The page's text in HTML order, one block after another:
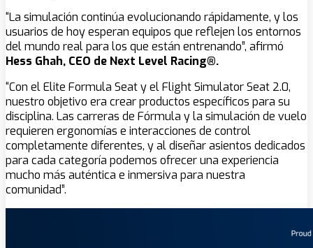
“La simulación continúa evolucionando rápidamente, y los
usuarios de hoy esperan equipos que reflejen los entornos
del mundo real para los que están entrenando”, afirmó
Hess Ghah, CEO de Next Level Racing®.
“Con el Elite Formula Seat y el Flight Simulator Seat 2.0,
nuestro objetivo era crear productos específicos para su
disciplina. Las carreras de Fórmula y la simulación de vuelo
requieren ergonomías e interacciones de control
completamente diferentes, y al diseñar asientos dedicados
para cada categoría podemos ofrecer una experiencia
mucho más auténtica e inmersiva para nuestra
comunidad”.